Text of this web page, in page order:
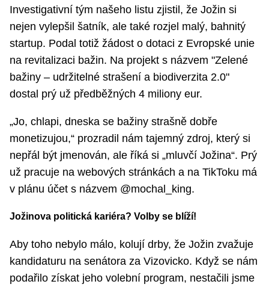
Investigativní tým našeho listu zjistil, že Jožin si
nejen vylepšil šatník, ale také rozjel malý, bahnitý
startup. Podal totiž žádost o dotaci z Evropské unie
na revitalizaci bažin. Na projekt s názvem "Zelené
bažiny – udržitelné strašení a biodiverzita 2.0"
dostal prý už předběžných 4 miliony eur.
„Jo, chlapi, dneska se bažiny strašně dobře
monetizujou,“ prozradil nám tajemný zdroj, který si
nepřál být jmenován, ale říká si „mluvčí Jožina“. Prý
už pracuje na webových stránkách a na TikToku má
v plánu účet s názvem @mochal_king.
Jožinova politická kariéra? Volby se blíží!
Aby toho nebylo málo, kolují drby, že Jožin zvažuje
kandidaturu na senátora za Vizovicko. Když se nám
podařilo získat jeho volební program, nestačili jsme